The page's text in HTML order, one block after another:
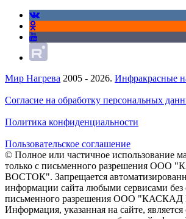
Мир Нагрева 2005 - 2026. Инфракрасные
Согласие на обработку персональных
Политика конфиденциальности
Пользовательское соглашение
© Полное или частичное использование
только с письменного разрешения ООО
ВОСТОК". Запрещается
информации сайта любыми сервисами без
письменного разрешения ООО
Информация, указанная на сайте,